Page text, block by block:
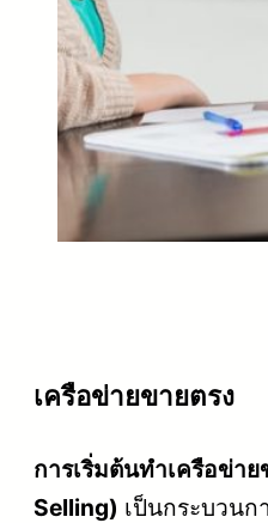
เครือข่ายขายตรง
การเริ่มต้นทำเครือข่า
Selling) เป็นกระบวน